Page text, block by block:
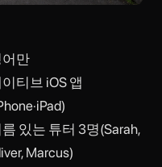
어만
티브 iOS 앱
있는 튜터 3명(Sarah,
Marcus)